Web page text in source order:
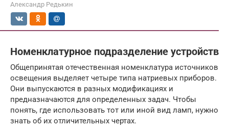
Александр Редькин
Номенклатурное подразделение устройств
Общепринятая отечественная номенклатура источников
освещения выделяет четыре типа натриевых приборов.
Они выпускаются в разных модификациях и
предназначаются для определенных задач. Чтобы
понять, где использовать тот или иной вид ламп, нужно
знать об их отличительных чертах.